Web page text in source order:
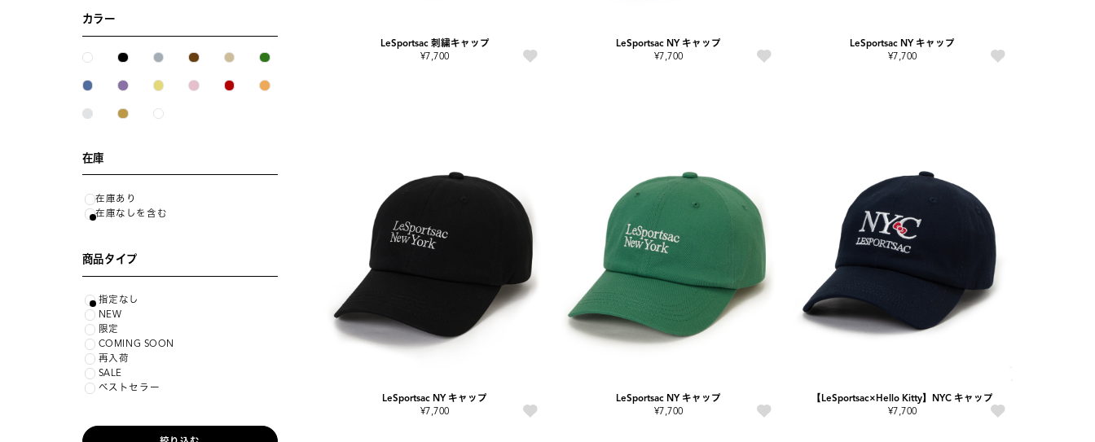
カラー
在庫
在庫あり
在庫なしを含む
商品タイプ
指定なし
NEW
限定
COMING SOON
再入荷
SALE
ベストセラー
LeSportsac 刺繍キャップ
¥7,700
LeSportsac NY キャップ
¥7,700
LeSportsac NY キャップ
¥7,700
LeSportsac NY キャップ
¥7,700
LeSportsac NY キャップ
¥7,700
【LeSportsac×Hello Kitty】NYC キャップ
¥7,700